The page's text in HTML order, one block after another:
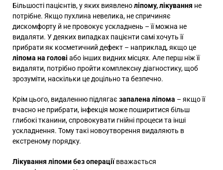
Більшості пацієнтів, у яких виявленоліпому, лікування не
потрібне. Якщо пухлина невелика, не спричиняє
дискомфорту й не провокує ускладнень – її можна не
видаляти. У деяких випадках пацієнти самі хочуть її
прибрати як косметичний дефект – наприклад, якщо це
ліпома на голові або інших видних місцях. Але перш ніж її
видаляти, потрібно пройти комплексну діагностику, щоб
зрозуміти, наскільки це доцільно та безпечно.
Крім цього, видаленню підлягає запалена ліпома – якщо її
вчасно не прибрати, інфекція може поширитися більш
глибокі тканини, спровокувати гнійні процеси та інші
ускладнення. Тому такі новоутворення видаляють в
екстреному порядку.
Лікування ліпоми без операціївважається